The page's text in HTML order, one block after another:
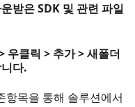
받은 SDK 및 관련 파일
우클릭 > 추가 > 새폴더
다.
항목을 통해 솔루션에서